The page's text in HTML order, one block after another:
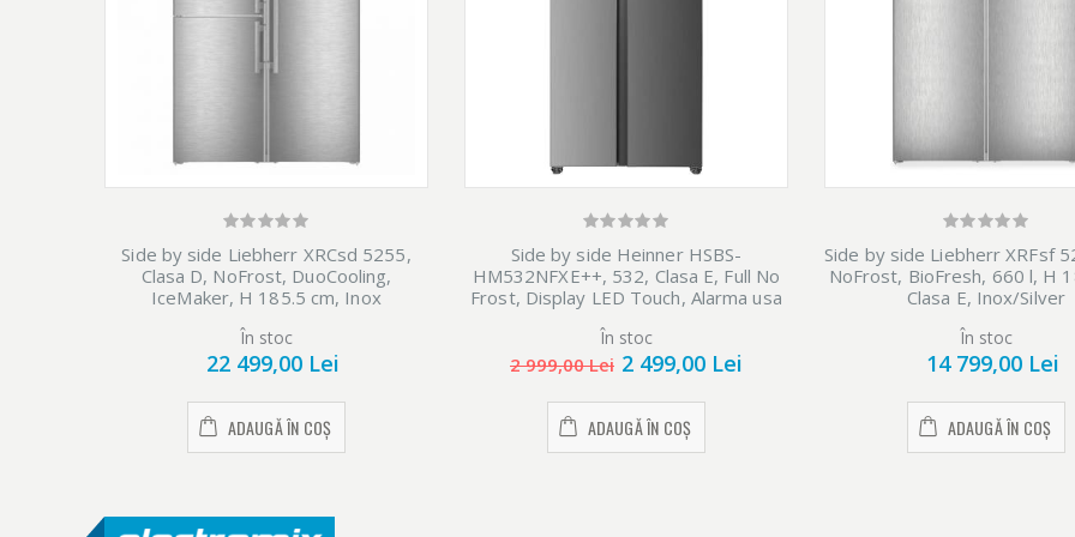
Side by side Liebherr XRCsd 5255,
Clasa D, NoFrost, DuoCooling,
IceMaker, H 185.5 cm, Inox
În stoc
22 499,00 Lei
ADAUGĂ ÎN COȘ
Side by side Heinner HSBS-
HM532NFXE++, 532, Clasa E, Full No
Frost, Display LED Touch, Alarma usa
În stoc
2 999,00 Lei 2 499,00 Lei
ADAUGĂ ÎN COȘ
Side by side Liebherr XRFsf
NoFrost, BioFresh, 660 l, H
Clasa E, Inox/Silver
În stoc
14 799,00 Lei
ADAUGĂ ÎN COȘ